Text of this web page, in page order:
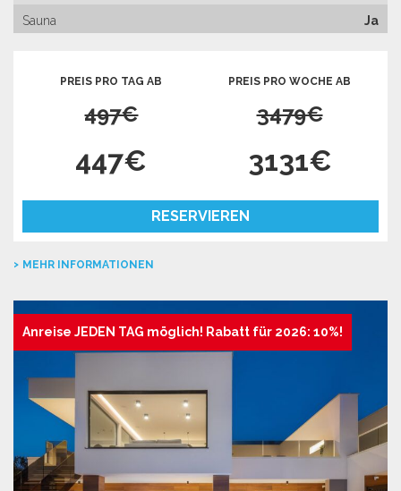
Sauna Ja
PREIS PRO TAG AB
497€
PREIS PRO WOCHE AB
3479€
447€ 3131€
RESERVIEREN
MEHR INFORMATIONEN
Anreise JEDEN TAG möglich! Rabatt für 2026: 10%!